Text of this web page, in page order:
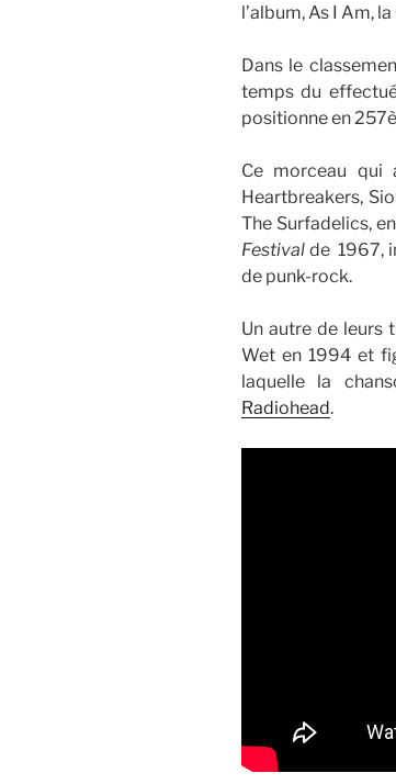
l’album, As I Am,
Dans le
temps du
positionne en
Ce morceau qui
Heartbreakers,
The Surfadelics,
Festival de 1967,
de punk-rock.
Un autre de leurs
Wet en 1994 et
laquelle la
Radiohead.